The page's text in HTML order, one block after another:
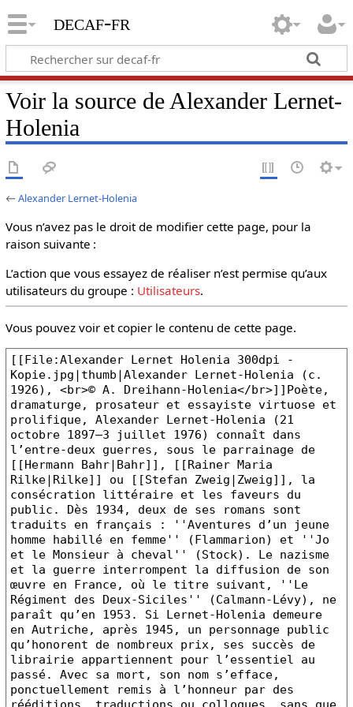
decaf-fr
Voir la source de Alexander Lernet-
Holenia
←Alexander Lernet-Holenia
Vous n’avez pas le droit de modifier cette page, pour la
raison suivante :
L’action que vous essayez de réaliser n’est permise qu’aux
utilisateurs du groupe : Utilisateurs.
Vous pouvez voir et copier le contenu de cette page.